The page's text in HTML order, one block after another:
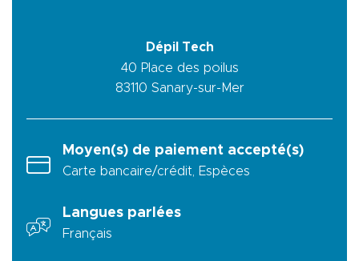
Dépil Tech
40 Place des poilus
83110 Sanary-sur-Mer
Moyen(s) de paiement accepté(s)
Carte bancaire/crédit, Espèces
Langues parlées
Français